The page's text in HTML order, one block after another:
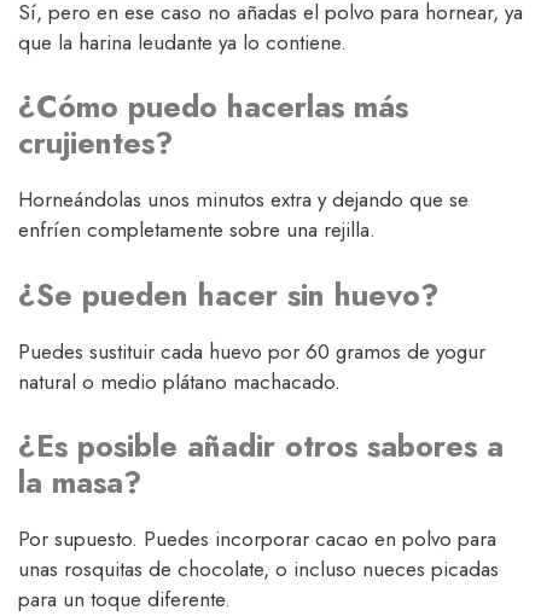
Sí, pero en ese caso no añadas el polvo para hornear, ya
que la harina leudante ya lo contiene.
¿Cómo puedo hacerlas más
crujientes?
Horneándolas unos minutos extra y dejando que se
enfríen completamente sobre una rejilla.
¿Se pueden hacer sin huevo?
Puedes sustituir cada huevo por 60 gramos de yogur
natural o medio plátano machacado.
¿Es posible añadir otros sabores a
la masa?
Por supuesto. Puedes incorporar cacao en polvo para
unas rosquitas de chocolate, o incluso nueces picadas
para un toque diferente.